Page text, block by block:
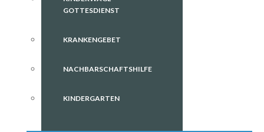
GOTTESDIENST
KRANKENGEBET
NACHBARSCHAFTSHILFE
KINDERGARTEN